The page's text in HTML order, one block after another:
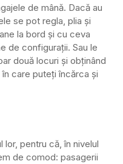
de mână. Dacă au
se pot regla, plia și
la bord și cu ceva
de configurații. Sau le
două locuri și obținând
care puteți încărca și
lor, pentru că, în nivelul
de comod: pasagerii